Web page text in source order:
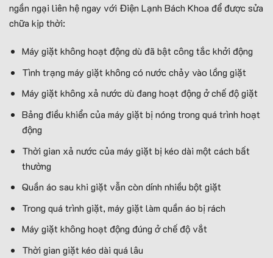
ngần ngại liên hệ ngay với Điện Lạnh Bách Khoa để được sửa
chữa kịp thời:
Máy giặt không hoạt động dù đã bật công tắc khởi động
Tình trạng máy giặt không có nước chảy vào lồng giặt
Máy giặt không xả nước dù đang hoạt động ở chế độ giặt
Bảng điều khiển của máy giặt bị nóng trong quá trình hoạt
động
Thời gian xả nước của máy giặt bị kéo dài một cách bất
thường
Quần áo sau khi giặt vẫn còn dính nhiều bột giặt
Trong quá trình giặt, máy giặt làm quần áo bị rách
Máy giặt không hoạt động đúng ở chế độ vắt
Thời gian giặt kéo dài quá lâu